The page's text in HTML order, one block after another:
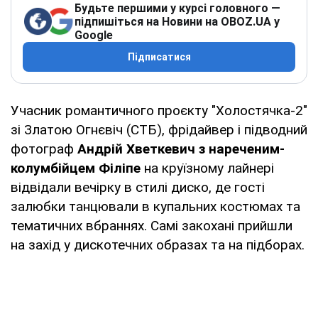
Будьте першими у курсі головного —
підпишіться на Новини на OBOZ.UA у
Google
Підписатися
Учасник романтичного проєкту "Холостячка-2"
зі Златою Огнєвіч (СТБ), фрідайвер і підводний
фотограф Андрій Хветкевич з нареченим-
колумбійцем Філіпе на круїзному лайнері
відвідали вечірку в стилі диско, де гості
залюбки танцювали в купальних костюмах та
тематичних вбраннях. Самі закохані прийшли
на захід у дискотечних образах та на підборах.